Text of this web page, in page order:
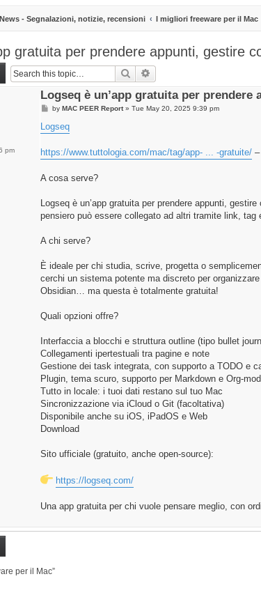
- Segnalazioni, notizie, recensioni I migliori freeware per il Mac
gratuita per prendere appunti, gestire
Search
pm
Logseq è un’app gratuita per
P
s
t
by MAC PEER Report» Tue May 20, 2025 9:39 pm
Logseq
https://www.tuttologia.com/mac/tag/app- ... -gratuite/ –
A cosa serve?
Logseq è un’app gratuita per prendere appunti,
pensiero può essere collegato ad altri tramite link,
A chi serve?
È ideale per chi studia, scrive, progetta o
cerchi un sistema potente ma discreto per
Obsidian… ma questa è totalmente gratuita!
Quali opzioni offre?
Interfaccia a blocchi e struttura outline (tipo bullet
Collegamenti ipertestuali tra pagine e note
Gestione dei task integrata, con supporto a TODO e
Plugin, tema scuro, supporto per Markdown e Org-
Tutto in locale: i tuoi dati restano sul tuo Mac
Sincronizzazione via iCloud o Git (facoltativa)
Disponibile anche su iOS, iPadOS e Web
Download
Sito ufficiale (gratuito, anche open-source):
https://logseq.com/
Una app gratuita per chi vuole pensare meglio, con
per il Mac”